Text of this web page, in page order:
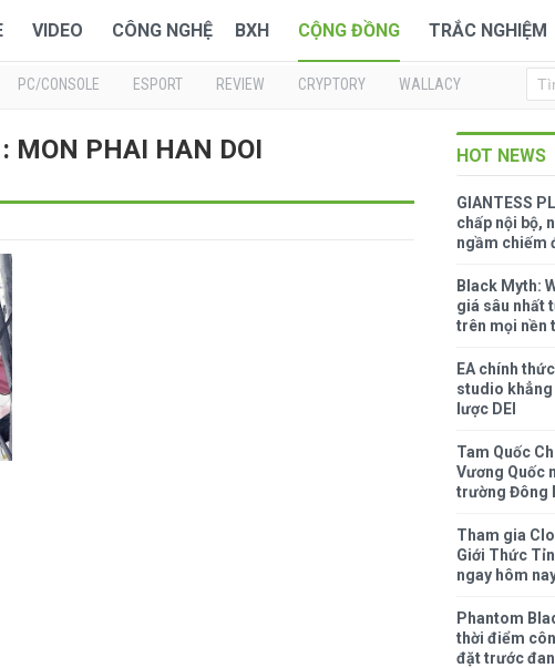
VIDEO CÔNG NGHỆ BXH CỘNG ĐỒNG TRẮC NGHIỆM
PC/CONSOLE ESPORT REVIEW CRYPTORY WALLACY
MON PHAI HAN DOI HOT NEWS
GIANTESS
chấp nội bộ,
ngầm chiếm
Black Myth:
giá sâu nhất
trên mọi nền
EA chính
studio khẳng
lược DEI
Tam Quốc
Vương Quốc
trường Đông
Tham gia
Giới Thức
ngay hôm
Phantom
thời điểm
đặt trước